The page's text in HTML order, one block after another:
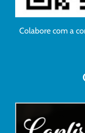
Colabore com a